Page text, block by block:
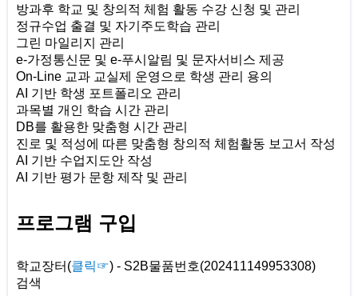
방과후 학교 및 창의적 체험 활동 수강 신청 및 관리
정규수업 출결 및 자기주도학습 관리
그린 마일리지 관리
e-가정통신문 및 e-푸시알림 및 문자서비스 제공
On-Line 교과 교실제 운영으로 학생 관리 용의
AI 기반 학생 포트폴리오 관리
과목별 개인 학습 시간 관리
DB를 활용한 맞춤형 시간 관리
진로 및 적성에 따른 맞춤형 창의적 체험활동 보고서 작성
AI 기반 수업지도안 작성
AI 기반 평가 문항 제작 및 관리
프로그램 구입
학교장터(클릭☞) - S2B물품번호(202411149953308)
검색